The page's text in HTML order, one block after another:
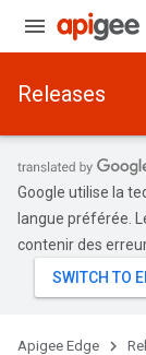
Releases
Google utilise la
langue préférée.
contenir des
Apigee Edge